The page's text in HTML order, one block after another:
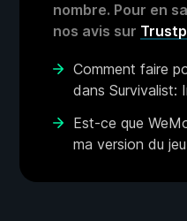
nombre. Pour en
nos avis sur
Comment faire
dans Survivalist:
Est-ce que
ma version du